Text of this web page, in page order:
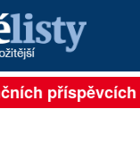
příspěvcích